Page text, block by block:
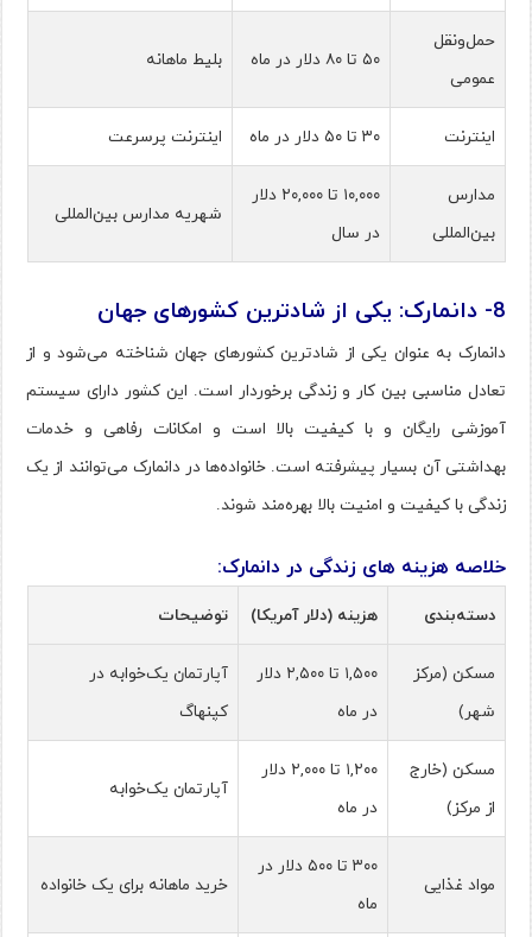
حمل‌ونقل
عمومی
۵۰ تا ۸۰ دلار در ماه بلیط ماهانه
اینترنت ۳۰ تا ۵۰ دلار در ماه اینترنت پرسرعت
مدارس
بین‌المللی
۱۰,۰۰۰ تا ۲۰,۰۰۰ دلار
در سال
شهریه مدارس بین‌المللی
8- دانمارک: یکی از شادترین کشورهای جهان
دانمارک به عنوان یکی از شادترین کشورهای جهان شناخته می‌شود و از
تعادل مناسبی بین کار و زندگی برخوردار است. این کشور دارای سیستم
آموزشی رایگان و با کیفیت بالا است و امکانات رفاهی و خدمات
بهداشتی آن بسیار پیشرفته است. خانواده‌ها در دانمارک می‌توانند از یک
زندگی با کیفیت و امنیت بالا بهره‌مند شوند​.
خلاصه هزینه های زندگی در دانمارک:
دسته‌بندی هزینه (دلار آمریکا) توضیحات
مسکن (مرکز
شهر)
۱,۵۰۰ تا ۲,۵۰۰ دلار
در ماه
آپارتمان یک‌خوابه در
کپنهاگ
مسکن (خارج
از مرکز)
۱,۲۰۰ تا ۲,۰۰۰ دلار
در ماه
آپارتمان یک‌خوابه
مواد غذایی
۳۰۰ تا ۵۰۰ دلار در
ماه
خرید ماهانه برای یک خانواده